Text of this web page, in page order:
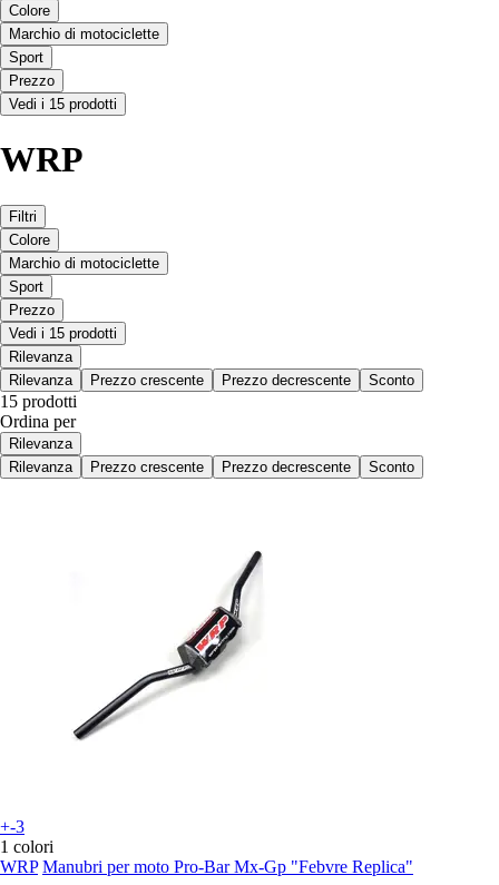
Colore
Marchio di motociclette
Sport
Prezzo
Vedi i 15 prodotti
WRP
Filtri
Colore
Marchio di motociclette
Sport
Prezzo
Vedi i 15 prodotti
Rilevanza
Rilevanza
Prezzo crescente Prezzo decrescente Sconto
15 prodotti
Ordina per
Rilevanza
Rilevanza
Prezzo crescente Prezzo decrescente Sconto
+-3
1 colori
WRP Manubri per moto Pro-Bar Mx-Gp "Febvre Replica"